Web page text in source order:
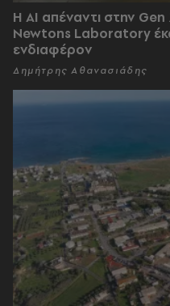
Η AI απέναντι στην
Newtons Laboratory
ενδιαφέρον
Δημήτρης Αθανασιάδης